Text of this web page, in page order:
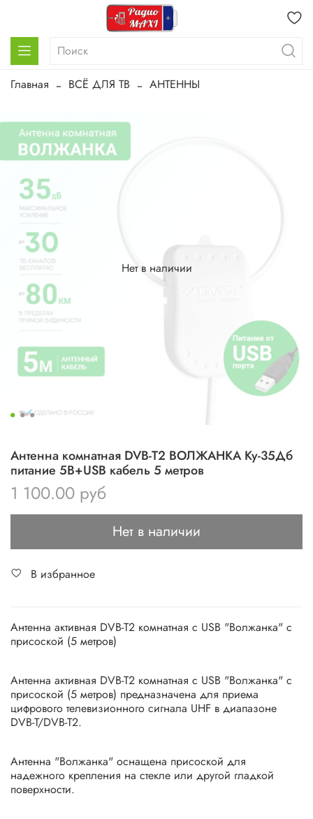
Главная ВСЁ ДЛЯ ТВ АНТЕННЫ
Нет в наличии
Антенна комнатная DVB-T2 ВОЛЖАНКА Ky-35Дб
питание 5В+USB кабель 5 метров
1 100.00 руб
Нет в наличии
В избранное
Антенна активная DVB-T2 комнатная с USB "Волжанка" с
присоской (5 метров)
Антенна активная DVB-T2 комнатная с USB "Волжанка" с
присоской (5 метров) предназначена для приема
цифрового телевизионного сигнала UHF в диапазоне
DVB-T/DVB-T2.
Антенна "Волжанка" оснащена присоской для
надежного крепления на стекле или другой гладкой
поверхности.